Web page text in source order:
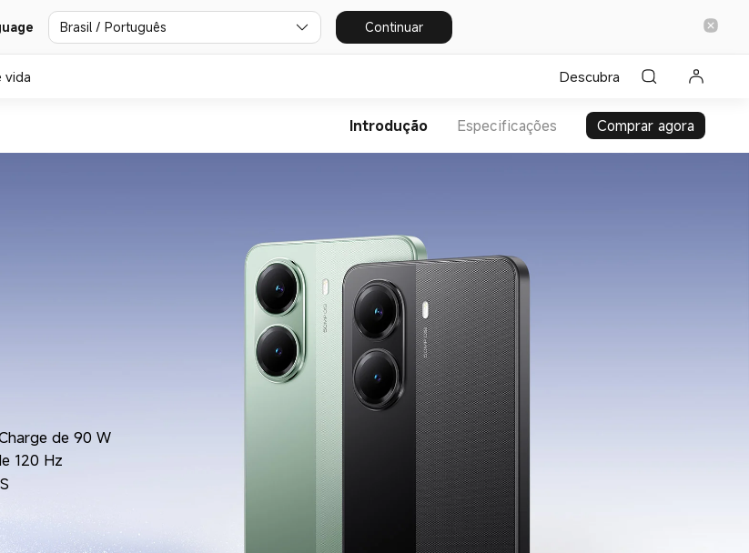
Brasil / Português Continuar
vida Descubra
Introdução Especificações Comprar agora
de 90 W
120 Hz